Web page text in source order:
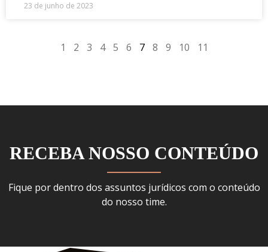
23 de junho de 2023
1 2 3 4 5 6 7 8 9 10 11
RECEBA NOSSO CONTEÚDO
Fique por dentro dos assuntos jurídicos com o conteúdo
do nosso time.